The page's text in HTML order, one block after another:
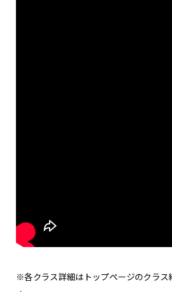
※各クラス詳細はトップページのクラス